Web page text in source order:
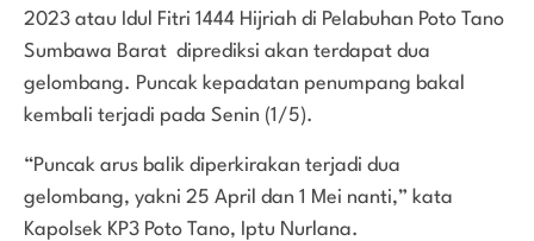
2023 atau Idul Fitri 1444 Hijriah di Pelabuhan Poto Tano
Sumbawa Barat diprediksi akan terdapat dua
gelombang. Puncak kepadatan penumpang bakal
kembali terjadi pada Senin (1/5).
“Puncak arus balik diperkirakan terjadi dua
gelombang, yakni 25 April dan 1 Mei nanti,” kata
Kapolsek KP3 Poto Tano, Iptu Nurlana.